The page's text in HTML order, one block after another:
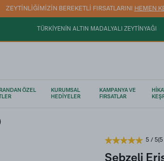
ZEYTİNLİĞİMİZİN BEREKETLİ FIRSATLARINI HEMEN
TÜRKİYENİN ALTIN MADALYALI ZEYTİNYAĞI
ÖZEL
KURUMSAL
HEDİYELER
KAMPANYA VE
FIRSATLAR
5 / 5(
Sebzeli